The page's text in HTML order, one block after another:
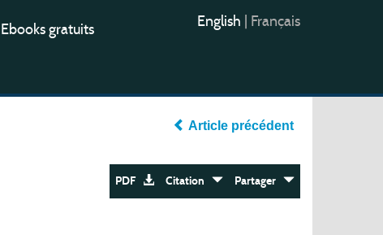
Ebooks gratuits English Français
Article précédent
PDF Citation Partager